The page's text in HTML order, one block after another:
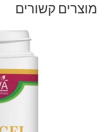
מוצרים קשורים